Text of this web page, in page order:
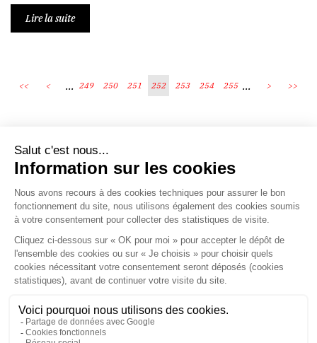
Lire la suite
<< < ... 249 250 251 252 253 254 255 ... > >>
Écosystème
Carrières
Honoraires
Contacts
Mentions légales
Plan du site
Espace client